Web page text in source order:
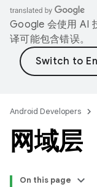
Google 会使用 AI
译可能包含错误。
Android Developers
网域层
On this page